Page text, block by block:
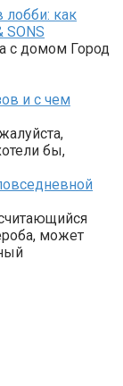
как
с домом Город
и с чем
бы,
может